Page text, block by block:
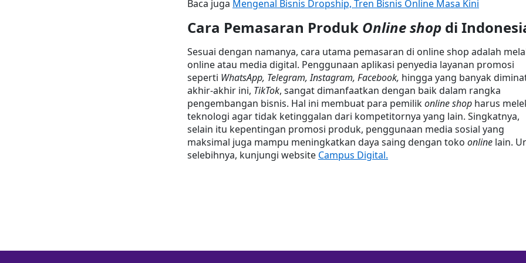
Baca juga Mengenal Bisnis Dropship, Tren Bisnis Online Masa Kini
Cara Pemasaran Produk Online shop di
Sesuai dengan namanya, cara utama pemasaran di online shop adalah
online atau media digital. Penggunaan aplikasi penyedia layanan promosi
seperti WhatsApp, Telegram, Instagram, Facebook, hingga yang banyak
akhir-akhir ini, TikTok, sangat dimanfaatkan dengan baik dalam rangka
pengembangan bisnis. Hal ini membuat para pemilik online shop harus
teknologi agar tidak ketinggalan dari kompetitornya yang lain. Singkatnya,
selain itu kepentingan promosi produk, penggunaan media sosial yang
maksimal juga mampu meningkatkan daya saing dengan toko online lain.
selebihnya, kunjungi website Campus Digital.